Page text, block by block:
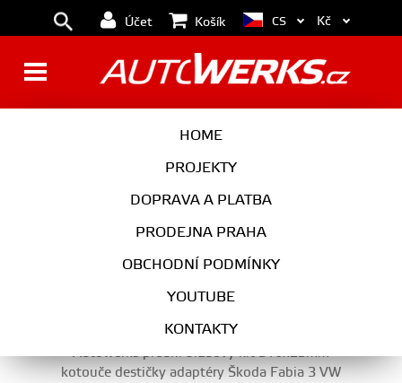
Účet Košík
HOME
PROJEKTY
DOPRAVA A PLATBA
PRODEJNA PRAHA
OBCHODNÍ PODMÍNKY
YOUTUBE
KONTAKTY
CS Kč
BRZDOVÉ KITY
BRZDY
Autowerks přední brzdový kit 310x25mm
kotouče destičky adaptéry Škoda Fabia 3 VW